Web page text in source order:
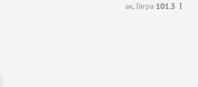
ақ. Гагра 101.3